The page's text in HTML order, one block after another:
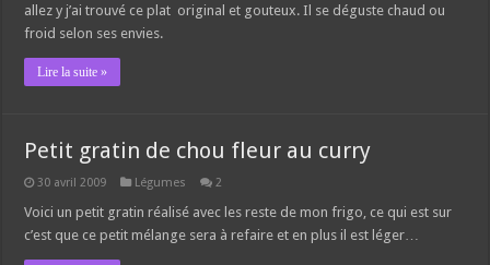
allez y j’ai trouvé ce plat original et gouteux. Il se déguste chaud ou
froid selon ses envies.
Lire la suite »
Petit gratin de chou fleur au curry
30 avril 2009 Légumes 2
Voici un petit gratin réalisé avec les reste de mon frigo, ce qui est sur
c’est que ce petit mélange sera à refaire et en plus il est léger…